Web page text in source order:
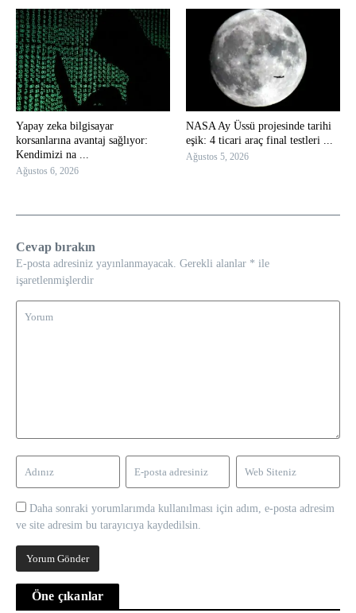
Yapay zeka bilgisayar
korsanlarına avantaj sağlıyor:
Kendimizi na ...
Ağustos 6, 2026
NASA Ay Üssü projesinde tarihi
eşik: 4 ticari araç final testleri ...
Ağustos 5, 2026
Cevap bırakın
E-posta adresiniz yayınlanmayacak. Gerekli alanlar * ile
işaretlenmişlerdir
Daha sonraki yorumlarımda kullanılması için adım, e-posta adresim
ve site adresim bu tarayıcıya kaydedilsin.
Öne çıkanlar